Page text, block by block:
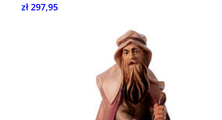
zł 297,95